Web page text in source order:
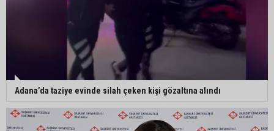
Mimarlar Odası’ndan Adana Askeri Hastanesi
için tescil çağrısı: “Satılmamalı, amaç dışı
kullanılmamalı”
Adana’da taziye evinde silah çeken kişi gözaltına alındı